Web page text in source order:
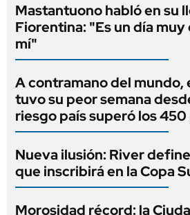
Mastantuono habló en su
Fiorentina: "Es un día muy
mí"
A contramano del mundo,
tuvo su peor semana
riesgo país superó los
Nueva ilusión: River
que inscribirá en la Copa
Morosidad récord: la